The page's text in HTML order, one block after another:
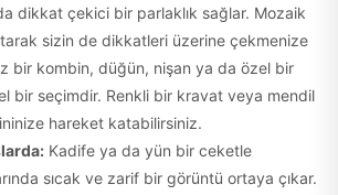
dikkat çekici bir parlaklık sağlar. Mozaik
sizin de dikkatleri üzerine çekmenize
bir kombin, düğün, nişan ya da özel bir
bir seçimdir. Renkli bir kravat veya mendil
hareket katabilirsiniz.
Kadife ya da yün bir ceketle
sıcak ve zarif bir görüntü ortaya çıkar.